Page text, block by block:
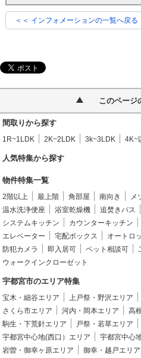
＜＜ インフォメーションの一覧へ戻る
このページ
間取りから探す
1R~1LDK 2K~2LDK 3k~3LDK 4K~
人気特集から探す
物件特集一覧
2階以上 最上階 角部屋 南向き メ
温水洗浄便座
浴室乾燥機 追焚きバス
システムキッチン
カウンターキッチン
エレベーター
宅配ボックス オートロ
防犯カメラ
即入居可 ペット相談可
ウォークインクローゼット
宇都宮市のエリア特集
宝木・細谷エリア 上戸祭・野沢エリア
さくら市エリア
河内・岡本エリア
高
駒生・下荒針エリア
戸祭・若草エリア
宇都宮中心地(西口）エリア
宇都宮中心
岩曽・御幸ヶ原エリア
御幸・越戸エリア